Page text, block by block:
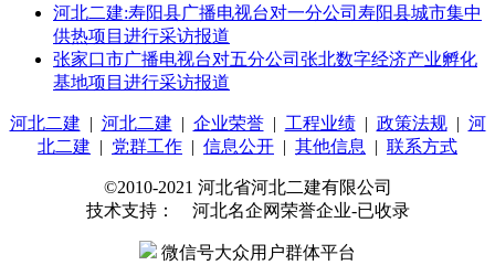
河北二建:寿阳县广播电视台对一分公司寿阳县城市集中
供热项目进行采访报道
张家口市广播电视台对五分公司张北数字经济产业孵化
基地项目进行采访报道
河北二建 | 河北二建 | 企业荣誉| 工程业绩| 政策法规| 河
北二建 | 党群工作 | 信息公开 | 其他信息 | 联系方式
©2010-2021 河北省河北二建有限公司
技术支持： 河北名企网荣誉企业-已收录
微信号大众用户群体平台